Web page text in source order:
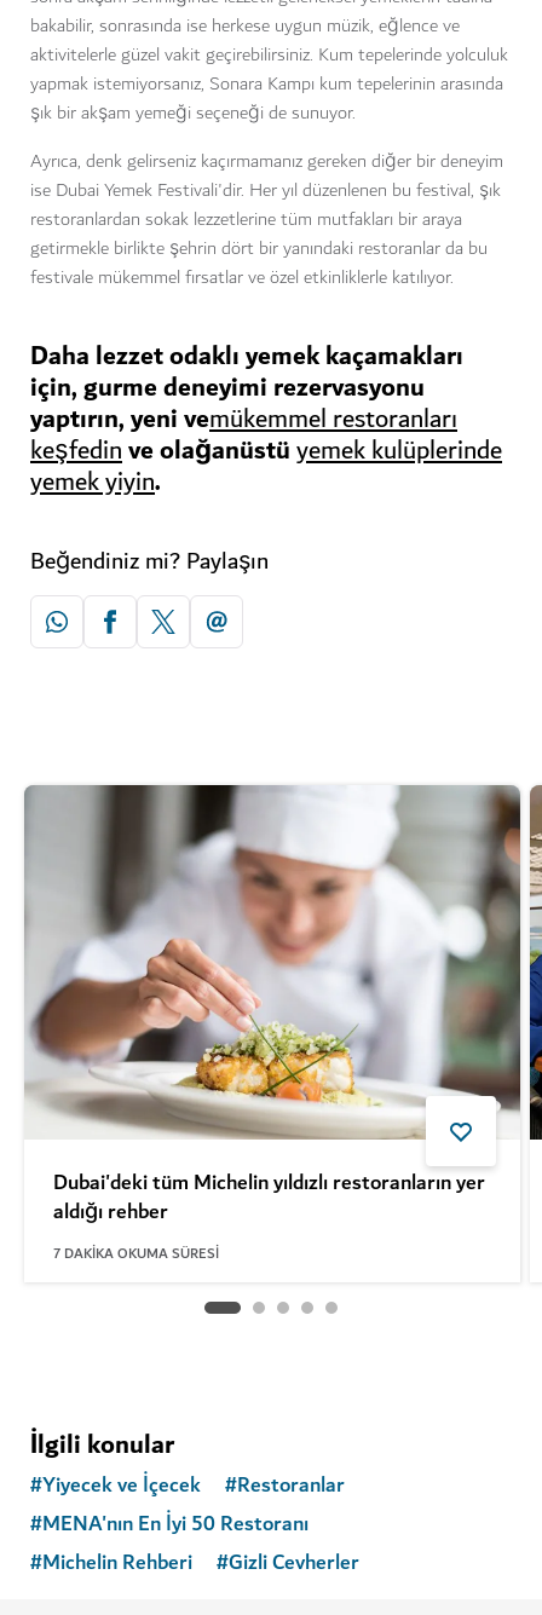
bakabilir, sonrasında ise herkese uygun müzik, eğlence ve
aktivitelerle güzel vakit geçirebilirsiniz. Kum tepelerinde yolculuk
yapmak istemiyorsanız, Sonara Kampı kum tepelerinin arasında
şık bir akşam yemeği seçeneği de sunuyor.
Ayrıca, denk gelirseniz kaçırmamanız gereken diğer bir deneyim
ise Dubai Yemek Festivali'dir. Her yıl düzenlenen bu festival, şık
restoranlardan sokak lezzetlerine tüm mutfakları bir araya
getirmekle birlikte şehrin dört bir yanındaki restoranlar da bu
festivale mükemmel fırsatlar ve özel etkinliklerle katılıyor.
Daha lezzet odaklı yemek kaçamakları
için, gurme deneyimi rezervasyonu
yaptırın, yeni vemükemmel restoranları
keşfedinve olağanüstüyemek kulüplerinde
yemek yiyin.
Beğendiniz mi? Paylaşın
Dubai'deki tüm Michelin yıldızlı restoranların yer
aldığı rehber
7 DAKIKA OKUMA SÜRESI
İlgili konular
#Yiyecek ve İçecek #Restoranlar
#MENA'nın En İyi 50 Restoranı
#Michelin Rehberi #Gizli Cevherler